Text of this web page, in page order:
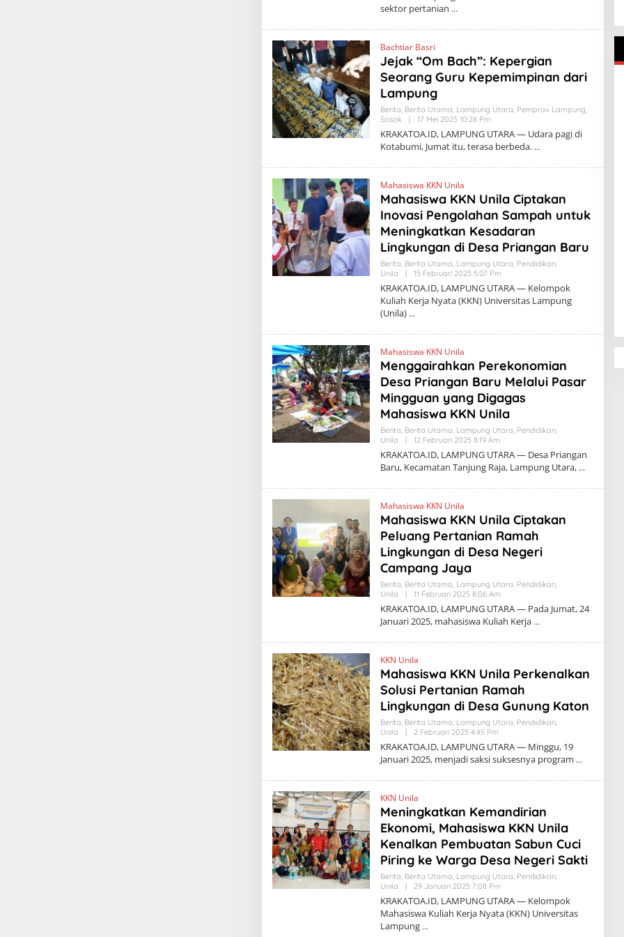
A
T
O
A
sektor pertanian
Bachtiar Basri
Jejak “Om Bach”: Kepergian
Seorang Guru Kepemimpinan dari
Lampung
Berita, Berita Utama, Lampung Utara, Pemprov Lampung,
Sosok
17 Mei 2025 10:28 Pm
L
E
H
R
A
O
A
.
I
KRAKATOA.ID, LAMPUNG UTARA — Udara pagi di
Kotabumi, Jumat itu, terasa berbeda.
Mahasiswa KKN Unila
Mahasiswa KKN Unila Ciptakan
Inovasi Pengolahan Sampah untuk
Meningkatkan Kesadaran
Lingkungan di Desa Priangan Baru
Berita, Berita Utama, Lampung Utara, Pendidikan,
Unila
15 Februari 2025 5:07 Pm
L
E
H
A
T
O
A
I
D
KRAKATOA.ID, LAMPUNG UTARA — Kelompok
Kuliah Kerja Nyata (KKN) Universitas Lampung
(Unila)
Mahasiswa KKN Unila
Menggairahkan Perekonomian
Desa Priangan Baru Melalui Pasar
Mingguan yang Digagas
Mahasiswa KKN Unila
Berita, Berita Utama, Lampung Utara, Pendidikan,
Unila
12 Februari 2025 8:19 Am
L
E
H
R
A
O
A
KRAKATOA.ID, LAMPUNG UTARA — Desa Priangan
Baru, Kecamatan Tanjung Raja, Lampung Utara,
Mahasiswa KKN Unila
Mahasiswa KKN Unila Ciptakan
Peluang Pertanian Ramah
Lingkungan di Desa Negeri
Campang Jaya
Berita, Berita Utama, Lampung Utara, Pendidikan,
Unila
11 Februari 2025 8:06 Am
L
E
H
R
A
O
A
I
KRAKATOA.ID, LAMPUNG UTARA — Pada Jumat, 24
Januari 2025, mahasiswa Kuliah Kerja
KKN Unila
Mahasiswa KKN Unila Perkenalkan
Solusi Pertanian Ramah
Lingkungan di Desa Gunung Katon
Berita, Berita Utama, Lampung Utara, Pendidikan,
Unila
2 Februari 2025 4:45 Pm
L
E
H
R
A
T
O
A
.
I
KRAKATOA.ID, LAMPUNG UTARA — Minggu, 19
Januari 2025, menjadi saksi suksesnya program
KKN Unila
Meningkatkan Kemandirian
Ekonomi, Mahasiswa KKN Unila
Kenalkan Pembuatan Sabun Cuci
Piring ke Warga Desa Negeri Sakti
Berita, Berita Utama, Lampung Utara, Pendidikan,
Unila
29 Januari 2025 7:08 Pm
L
E
H
KRAKATOA.ID, LAMPUNG UTARA — Kelompok
Mahasiswa Kuliah Kerja Nyata (KKN) Universitas
Lampung